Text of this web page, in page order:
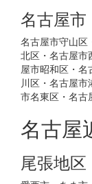
名古屋市
名古屋市守山区
北区・名古屋市
屋市昭和区・名
川区・名古屋
市名東区・名古
名古屋
尾張地区